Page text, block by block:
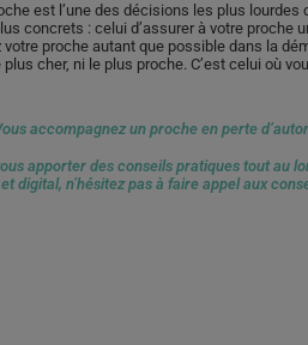
est l’une des décisions les plus lourdes
concrets : celui d’assurer à votre
proche autant que possible dans la
cher, ni le plus proche. C’est celui où
accompagnez un proche en perte
apporter des conseils pratiques tout au
digital, n’hésitez pas à faire appel aux